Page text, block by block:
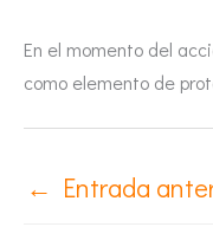
En el momento del
como elemento de
← Entrada